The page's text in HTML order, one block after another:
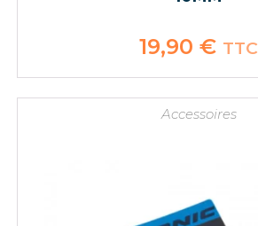
19,90 € TTC
Accessoires